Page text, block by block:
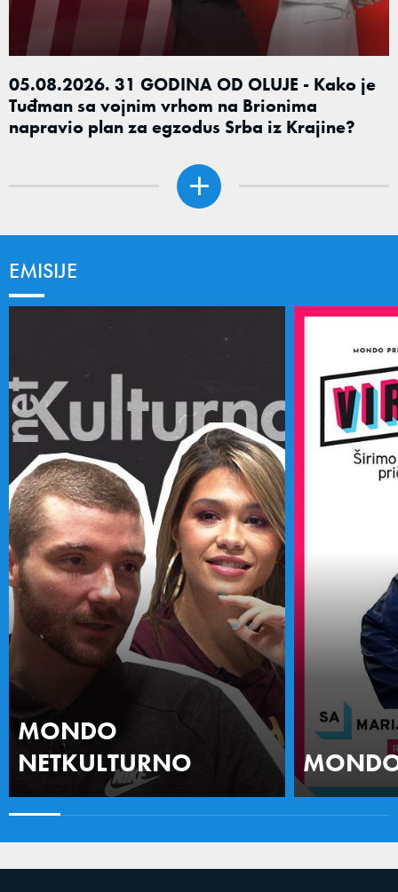
05.08.2026. 31 GODINA OD OLUJE - Kako je
Tuđman sa vojnim vrhom na Brionima
napravio plan za egzodus Srba iz Krajine?
EMISIJE
MONDO
NETKULTURNO